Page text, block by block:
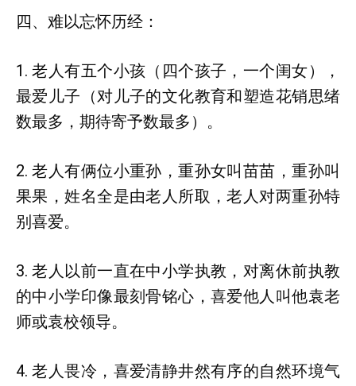
四、难以忘怀历经：
1. 老人有五个小孩（四个孩子，一个闺女），
最爱儿子（对儿子的文化教育和塑造花销思绪
数最多，期待寄予数最多）。
2. 老人有俩位小重孙，重孙女叫苗苗，重孙叫
果果，姓名全是由老人所取，老人对两重孙特
别喜爱。
3. 老人以前一直在中小学执教，对离休前执教
的中小学印像最刻骨铭心，喜爱他人叫他袁老
师或袁校领导。
4. 老人畏冷，喜爱清静井然有序的自然环境气